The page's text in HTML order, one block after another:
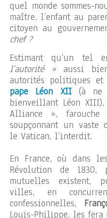
quel monde sommes-
maître, l’enfant au
citoyen au
chef ?
Estimant qu’un tel
l’autorité »aussi
autorités politiques et
pape Léon XII(à ne
bienveillant Léon
Alliance »,
soupçonnant un vaste
le Vatican, l’interdit.
En France, où dans
Révolution de
mutuelles existent,
villes, en
confessionnelles,
Louis-Philippe, les fera